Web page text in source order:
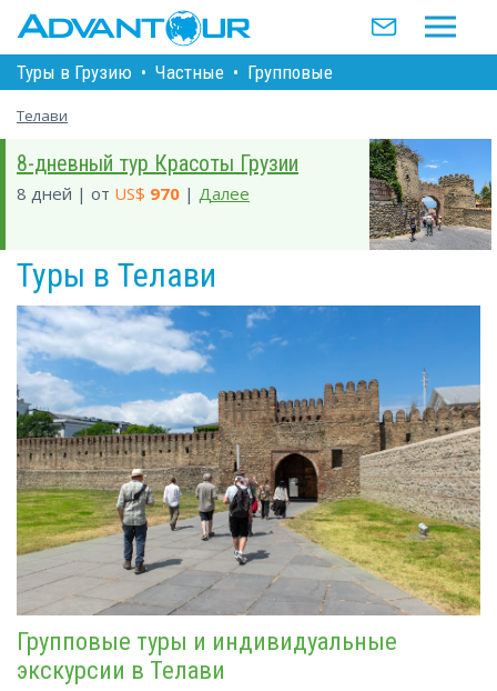
Туры в Грузию • Частные • Групповые
Телави
8-дневный тур Красоты Грузии
8 дней | от US$ 970 | Далее
Туры в Телави
Групповые туры и индивидуальные
экскурсии в Телави